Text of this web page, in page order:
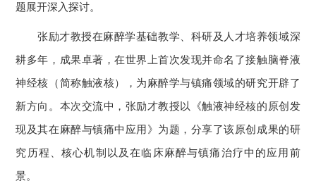
题展开深入探讨。
张励才教授在麻醉学基础教学、科研及人才培养领域深
耕多年，成果卓著，在世界上首次发现并命名了接触脑脊液
神经核（简称触液核），为麻醉学与镇痛领域的研究开辟了
新方向。本次交流中，张励才教授以《触液神经核的原创发
现及其在麻醉与镇痛中应用》为题，分享了该原创成果的研
究历程、核心机制以及在临床麻醉与镇痛治疗中的应用前
景。